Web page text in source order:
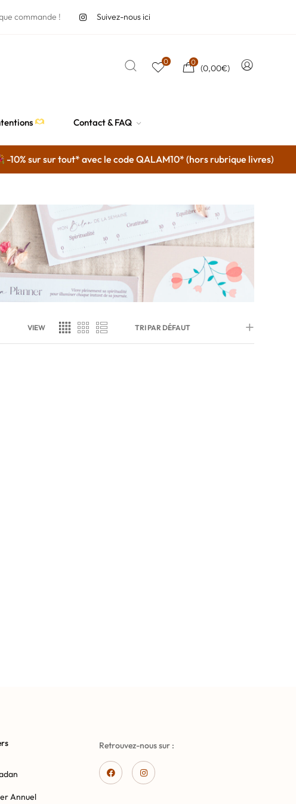
commande ! Suivez-nous ici
0 0
(0,00€)
Contact & FAQ
sur sur tout* avec le code QALAM10* (hors rubrique livres)
VIEW TRI PAR DÉFAUT
Annuel
Retrouvez-nous sur :